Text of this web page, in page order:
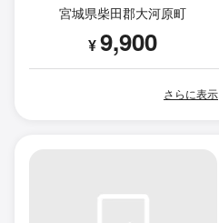
宮城県柴田郡大河原町
¥9,900
さらに表示